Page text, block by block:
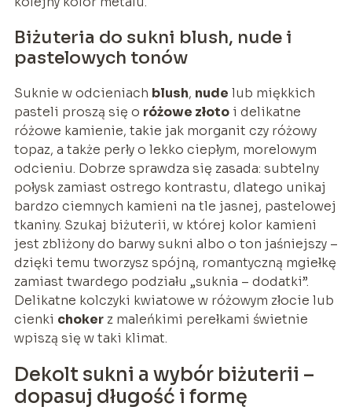
Biżuteria do sukni blush, nude i
pastelowych tonów
Suknie w odcieniach blush, nude lub miękkich
pasteli proszą się o różowe złotoi delikatne
różowe kamienie, takie jak morganit czy różowy
topaz, a także perły o lekko ciepłym, morelowym
odcieniu. Dobrze sprawdza się zasada: subtelny
połysk zamiast ostrego kontrastu, dlatego unikaj
bardzo ciemnych kamieni na tle jasnej, pastelowej
tkaniny. Szukaj biżuterii, w której kolor kamieni
jest zbliżony do barwy sukni albo o ton jaśniejszy –
dzięki temu tworzysz spójną, romantyczną mgiełkę
zamiast twardego podziału „suknia – dodatki”.
Delikatne kolczyki kwiatowe w różowym złocie lub
cienki chokerz maleńkimi perełkami świetnie
wpiszą się w taki klimat.
Dekolt sukni a wybór biżuterii –
dopasuj długość i formę